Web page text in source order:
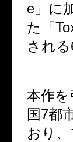
e 」に
た「
される
本作
国7都
おり